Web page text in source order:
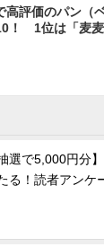
高評価のパン（
！ 1位は「麦
抽選で5,000円分
る！読者アンケ